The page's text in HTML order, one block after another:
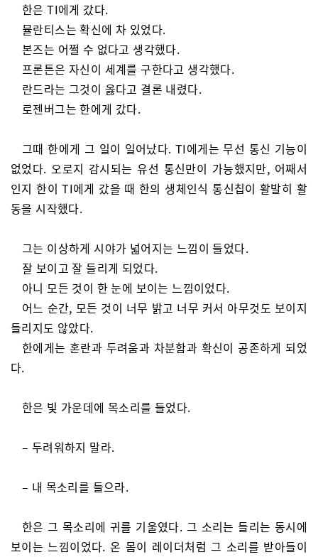
한은 TI에게 갔다.
뮬란티스는 확신에 차 있었다.
본즈는 어쩔 수 없다고 생각했다.
프론튼은 자신이 세계를 구한다고 생각했다.
란드라는 그것이 옳다고 결론 내렸다.
로젠버그는 한에게 갔다.
그때 한에게 그 일이 일어났다. TI에게는 무선 통신 기능이
없었다. 오로지 감시되는 유선 통신만이 가능했지만, 어째서
인지 한이 TI에게 갔을 때 한의 생체인식 통신칩이 활발히 활
동을 시작했다.
그는 이상하게 시야가 넓어지는 느낌이 들었다.
잘 보이고 잘 들리게 되었다.
아니 모든 것이 한 눈에 보이는 느낌이었다.
어느 순간, 모든 것이 너무 밝고 너무 커서 아무것도 보이지
들리지도 않았다.
한에게는 혼란과 두려움과 차분함과 확신이 공존하게 되었
다.
한은 빛 가운데에 목소리를 들었다.
– 두려워하지 말라.
– 내 목소리를 들으라.
한은 그 목소리에 귀를 기울였다. 그 소리는 들리는 동시에
보이는 느낌이었다. 온 몸이 레이더처럼 그 소리를 받아들이